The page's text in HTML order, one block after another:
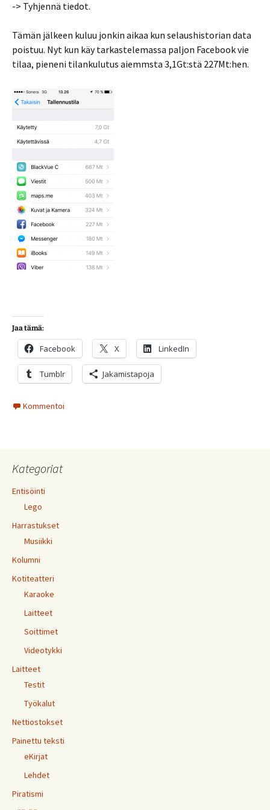
-> Tyhjennä tiedot.
Tämän jälkeen kuluu jonkin aikaa kun selaushistorian data
poistuu. Nyt kun käy tarkastelemassa paljon Facebook vie
tilaa, pieneni tilankulutus aiemmsta 3,1Gt:stä 227Mt:hen.
Jaa tämä:
Facebook X LinkedIn
Tumblr Jakamistapoja
Kommentoi
Kategoriat
Entisöinti
Lego
Harrastukset
Musiikki
Kolumni
Kotiteatteri
Karaoke
Laitteet
Soittimet
Videotykki
Laitteet
Testit
Työkalut
Nettiostokset
Painettu teksti
eKirjat
Lehdet
Piratismi